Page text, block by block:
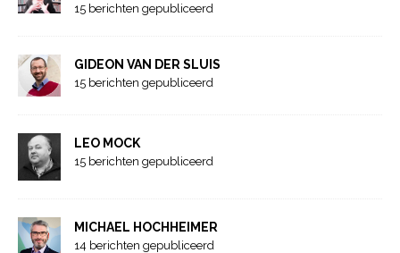
15 berichten gepubliceerd
GIDEON VAN DER SLUIS
15 berichten gepubliceerd
LEO MOCK
15 berichten gepubliceerd
MICHAEL HOCHHEIMER
14 berichten gepubliceerd